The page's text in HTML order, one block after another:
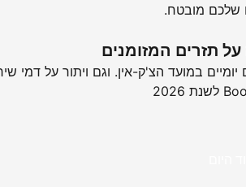
שלכם מובטח.
תזרים המזומנים
במועד הצ'ק-אין. וגם ויתור על דמי
היום